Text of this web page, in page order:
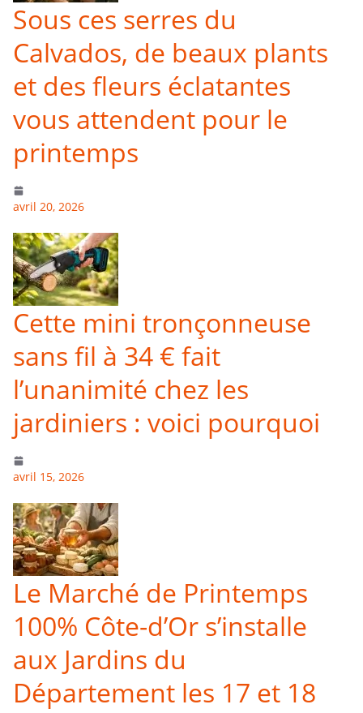
Sous ces serres du
Calvados, de beaux plants
et des fleurs éclatantes
vous attendent pour le
printemps
avril 20, 2026
Cette mini tronçonneuse
sans fil à 34 € fait
l’unanimité chez les
jardiniers : voici pourquoi
avril 15, 2026
Le Marché de Printemps
100% Côte-d’Or s’installe
aux Jardins du
Département les 17 et 18